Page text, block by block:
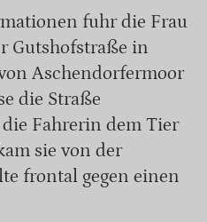
fuhr die Frau
Gutshofstraße in
Aschendorfermoor
die Straße
Fahrerin dem Tier
sie von der
frontal gegen einen